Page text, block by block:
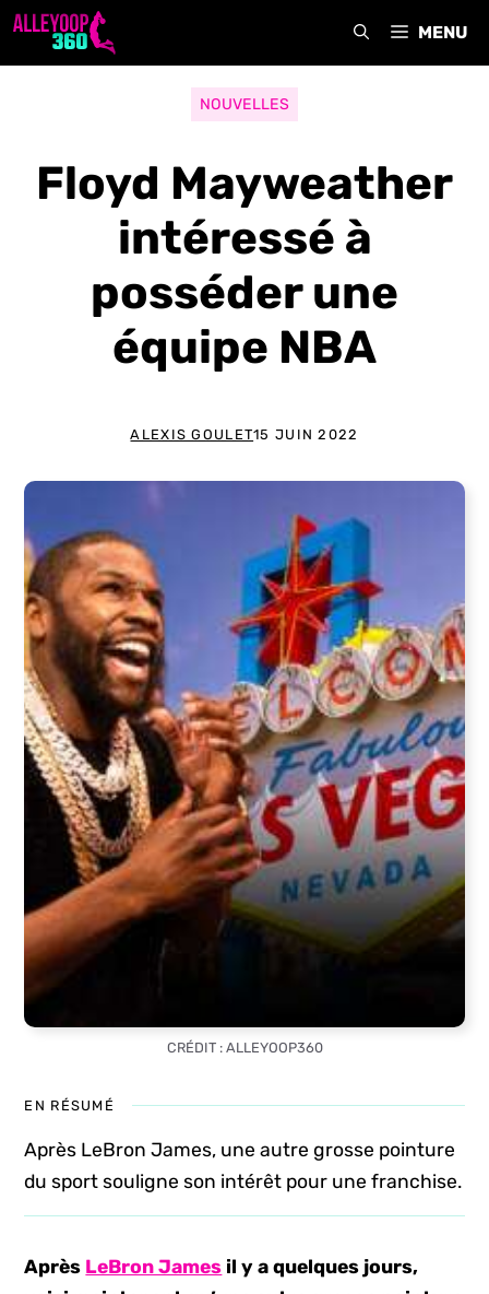
Aller
MENU
NOUVELLES
Floyd Mayweather
intéressé à
posséder une
équipe NBA
ALEXIS GOULET15 JUIN 2022
CRÉDIT : ALLEYOOP360
EN RÉSUMÉ
Après LeBron James, une autre grosse pointure
du sport souligne son intérêt pour une franchise.
Après LeBron James il y a quelques jours,